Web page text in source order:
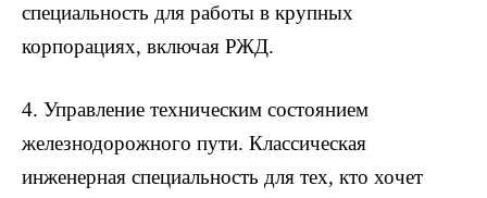
специальность для работы в крупных
корпорациях, включая РЖД.
4. Управление техническим состоянием
железнодорожного пути. Классическая
инженерная специальность для тех, кто хочет